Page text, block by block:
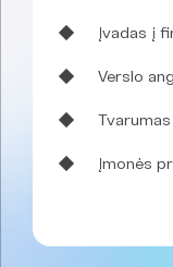
Įvadas į
Verslo
Tvarumas
Įmonės